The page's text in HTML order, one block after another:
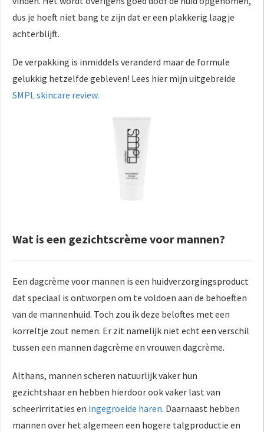
dus je hoeft niet bang te zijn dat er een plakkerig laagje
achterblijft.
De verpakking is inmiddels veranderd maar de formule
gelukkig hetzelfde gebleven! Lees hier mijn uitgebreide
SMPL skincare review.
Wat is een gezichtscrème voor mannen?
Een dagcrème voor mannen is een huidverzorgingsproduct
dat speciaal is ontworpen om te voldoen aan de behoeften
van de mannenhuid. Toch zou ik deze beloftes met een
korreltje zout nemen. Er zit namelijk niet echt een verschil
tussen een mannen dagcrème en vrouwen dagcrème.
Althans, mannen scheren natuurlijk vaker hun
gezichtshaar en hebben hierdoor ook vaker last van
scheerirritaties en ingegroeide haren. Daarnaast hebben
mannen over het algemeen een hogere talgproductie en